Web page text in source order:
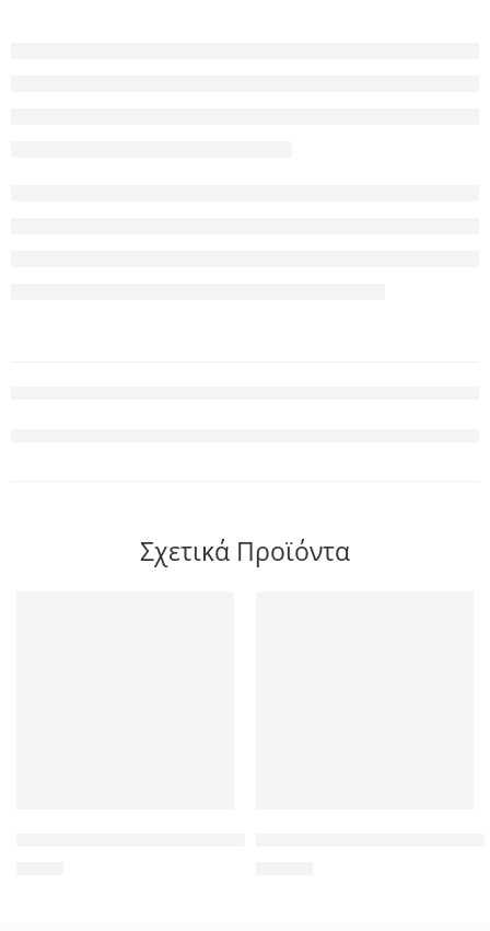
Σχετικά Προϊόντα